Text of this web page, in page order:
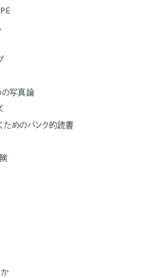
の写真論
ためのパンク的読書